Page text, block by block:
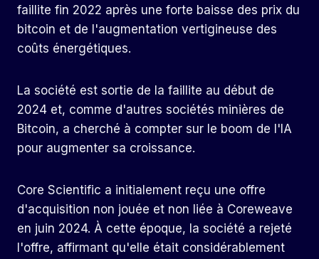
faillite fin 2022 après une forte baisse des prix du
bitcoin et de l'augmentation vertigineuse des
coûts énergétiques.
La société est sortie de la faillite au début de
2024 et, comme d'autres sociétés minières de
Bitcoin, a cherché à compter sur le boom de l'IA
pour augmenter sa croissance.
Core Scientific a initialement reçu une offre
d'acquisition non jouée et non liée à Coreweave
en juin 2024. À cette époque, la société a rejeté
l'offre, affirmant qu'elle était considérablement